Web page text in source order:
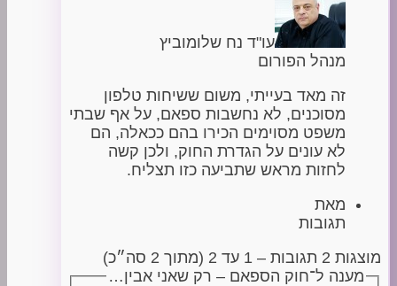
עו"ד נח שלומוביץ
מנהל הפורום
זה מאד בעייתי, משום ששיחות טלפון
מסוכנים, לא נחשבות ספאם, על אף שבתי
משפט מסוימים הכירו בהם ככאלה, הם
לא עונים על הגדרת החוק, ולכן קשה
לחזות מראש שתביעה כזו תצליח.
מאת
תגובות
מוצגות 2 תגובות – 1 עד 2 (מתוך 2 סה״כ)
מענה ל־חוק הספאם – רק שאני אבין…